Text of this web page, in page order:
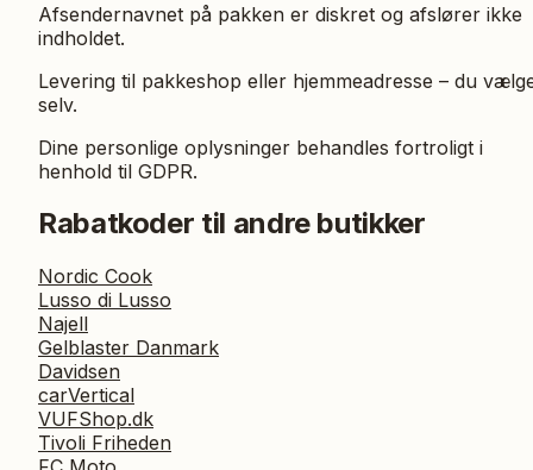
Afsendernavnet på pakken er diskret og afslører ikke
indholdet.
Levering til pakkeshop eller hjemmeadresse – du
selv.
Dine personlige oplysninger behandles fortroligt i
henhold til GDPR.
Rabatkoder til andre butikker
Nordic Cook
Lusso di Lusso
Najell
Gelblaster Danmark
Davidsen
carVertical
VUFShop.dk
Tivoli Friheden